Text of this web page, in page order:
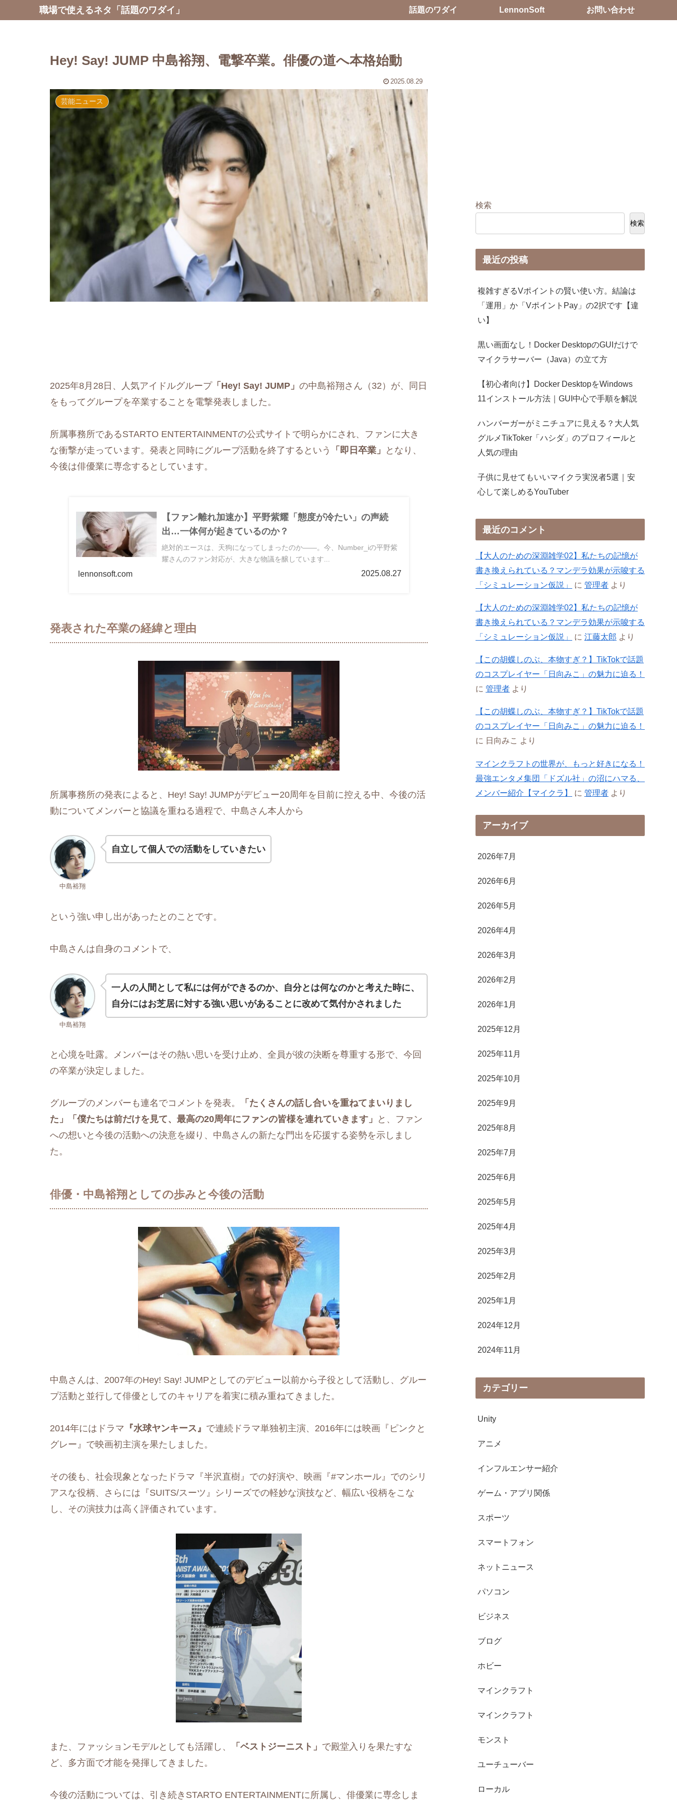
職場で使えるネタ「話題のワダイ」 話題のワダイ LennonSoft お問い合わせ
Hey! Say! JUMP 中島裕翔、電撃卒業。俳優の道へ本格始動
2025.08.29
芸能ニュース
2025年8月28日、人気アイドルグループ「Hey! Say! JUMP」 の中島裕翔さん（32）が、同日
をもってグループを卒業することを電撃発表しました。
所属事務所であるSTARTO ENTERTAINMENTの公式サイトで明らかにされ、ファンに大き
な衝撃が走っています。発表と同時にグループ活動を終了するという
「即日卒業」
となり、
今後は俳優業に専念するとしています。
【ファン離れ加速か】平野紫耀「態度が冷たい」の声続
出…一体何が起きているのか？
絶対的エースは、天狗になってしまったのか――。今、Number_iの平野紫
耀さんのファン対応が、大きな物議を醸しています...
lennonsoft.com 2025.08.27
発表された卒業の経緯と理由
所属事務所の発表によると、Hey! Say! JUMPがデビュー20周年を目前に控える中、今後の活
動についてメンバーと協議を重ねる過程で、中島さん本人から
中島裕翔
自立して個人での活動をしていきたい
という強い申し出があったとのことです。
中島さんは自身のコメントで、
中島裕翔
一人の人間として私には何ができるのか、自分とは何なのかと考えた時に、
自分にはお芝居に対する強い思いがあることに改めて気付かされました
と心境を吐露。メンバーはその熱い思いを受け止め、全員が彼の決断を尊重する形で、今回
の卒業が決定しました。
グループのメンバーも連名でコメントを発表。
「たくさんの話し合いを重ねてまいりまし
た」「僕たちは前だけを見て、最高の20周年にファンの皆様を連れていきます」
と、ファン
への想いと今後の活動への決意を綴り、中島さんの新たな門出を応援する姿勢を示しまし
た。
俳優・中島裕翔としての歩みと今後の活動
中島さんは、2007年のHey! Say! JUMPとしてのデビュー以前から子役として活動し、グルー
プ活動と並行して俳優としてのキャリアを着実に積み重ねてきました。
2014年にはドラマ 『水球ヤンキース』 で連続ドラマ単独初主演、2016年には映画『ピンクと
グレー』で映画初主演を果たしました。
その後も、社会現象となったドラマ『半沢直樹』での好演や、映画『#マンホール』でのシリ
アスな役柄、さらには『SUITS/スーツ』シリーズでの軽妙な演技など、幅広い役柄をこな
し、その演技力は高く評価されています。
また、ファッションモデルとしても活躍し、 「ベストジーニスト」 で殿堂入りを果たすな
ど、多方面で才能を発揮してきました。
今後の活動については、引き続きSTARTO ENTERTAINMENTに所属し、俳優業に専念しま
検索
検索
最近の投稿
複雑すぎるVポイントの賢い使い方。結論は
「運用」か「VポイントPay」の2択です【違
い】
黒い画面なし！Docker DesktopのGUIだけで
マイクラサーバー（Java）の立て方
【初心者向け】Docker DesktopをWindows
11インストール方法｜GUI中心で手順を解説
ハンバーガーがミニチュアに見える？大人気
グルメTikToker「ハシダ」のプロフィールと
人気の理由
子供に見せてもいいマイクラ実況者5選｜安
心して楽しめるYouTuber
最近のコメント
【大人のための深淵雑学02】私たちの記憶が
書き換えられている？マンデラ効果が示唆する
「シミュレーション仮説」
に 管理者 より
【大人のための深淵雑学02】私たちの記憶が
書き換えられている？マンデラ効果が示唆する
「シミュレーション仮説」
に 江藤太郎 より
【この胡蝶しのぶ、本物すぎ？】TikTokで話題
のコスプレイヤー「日向みこ」の魅力に迫る！
に 管理者 より
【この胡蝶しのぶ、本物すぎ？】TikTokで話題
のコスプレイヤー「日向みこ」の魅力に迫る！
に 日向みこ より
マインクラフトの世界が、もっと好きになる！
最強エンタメ集団「ドズル社」の沼にハマる、
メンバー紹介【マイクラ】
に 管理者 より
アーカイブ
2026年7月
2026年6月
2026年5月
2026年4月
2026年3月
2026年2月
2026年1月
2025年12月
2025年11月
2025年10月
2025年9月
2025年8月
2025年7月
2025年6月
2025年5月
2025年4月
2025年3月
2025年2月
2025年1月
2024年12月
2024年11月
カテゴリー
Unity
アニメ
インフルエンサー紹介
ゲーム・アプリ関係
スポーツ
スマートフォン
ネットニュース
パソコン
ビジネス
ブログ
ホビー
マインクラフト
マインクラフト
モンスト
ユーチューバー
ローカル